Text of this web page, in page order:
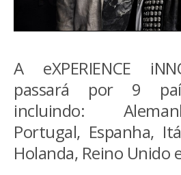
A eXPERIENCE
passará por 9
incluindo:
Portugal, Espanha,
Holanda, Reino Unido